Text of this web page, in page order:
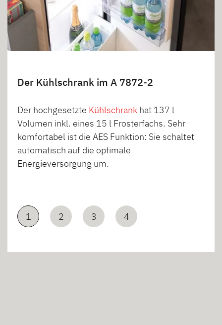
Der Kühlschrank im A 7872-2
Der hochgesetzte Kühlschrank hat 137 l
Volumen inkl. eines 15 l Frosterfachs. Sehr
komfortabel ist die AES Funktion: Sie schaltet
automatisch auf die optimale
Energieversorgung um.
1 2 3 4